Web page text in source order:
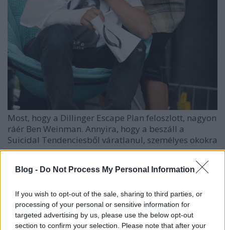
Blog - Do Not Process My Personal Information
If you wish to opt-out of the sale, sharing to third parties, or
processing of your personal or sensitive information for
targeted advertising by us, please use the below opt-out
section to confirm your selection. Please note that after your
Most, hogy a Dillinger Escape Plan feloszlott, nagyon
ráér Ben Weinman. Annyira, hogy a beszáll a
Suicidal Tendenciesből váratlanul, személyes okokra
...